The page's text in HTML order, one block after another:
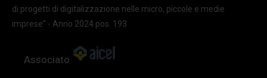
di progetti di digitalizzazione nelle micro, piccole e medie
imprese” - Anno 2024 pos. 193
Associato